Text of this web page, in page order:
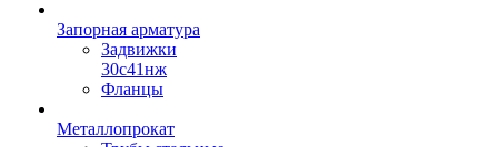
Запорная арматура
Задвижки
30с41нж
Фланцы
Металлопрокат